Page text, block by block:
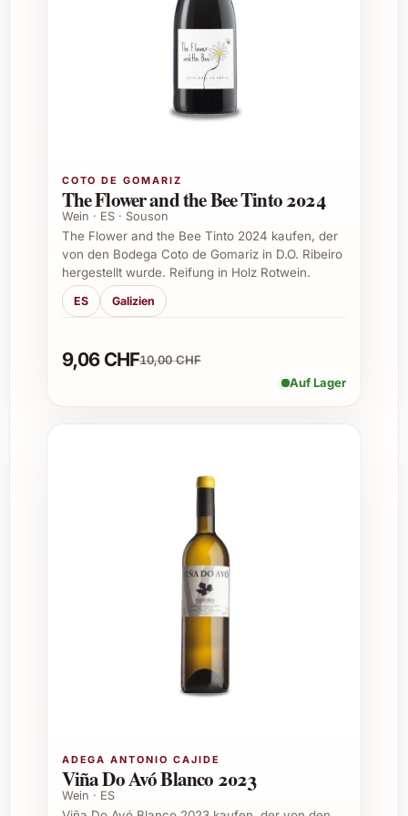
Die 2022er Ausgabe besticht durch ihren
vollmundigen Körper, sanfte Tannine und eine
angenehme Frische, die jeden Schluck
bereichern. Perfekt gereift und mit optimalem
Ausbau ist Cuentaviñas El Tiznado vielseitig
Geburtstage und Jubiläen – als edles,
persönliches Geschenk
Weihnachtsfeiern und Festtage – für
besondere Genussmomente
Geschäftliche Anlässe und Firmenevents
– als stilvoller Dank
Freude und Gastfreundschaft
Dieser Wein eignet sich hervorragend zu
verschiedenen Speisen, etwa grasig-
intensiven Fleischgerichten, würzigem Käse
oder mediterraner Küche. Auch solo serviert
lädt er zum langen Genuss und zum
Entdecken verschiedenster Nuancen ein. Ob
im privaten Rahmen oder im
Gastronomiebetrieb – Cuentaviñas El Tiznado
Ideal zu gegrilltem Rindfleisch, Lamm
oder Tapas
COTO DE GOMARIZ
The Flower and the Bee Tinto 2024
Wein · ES · Souson
The Flower and the Bee Tinto 2024 kaufen, der
von den Bodega Coto de Gomariz in D.O. Ribeiro
hergestellt wurde. Reifung in Holz Rotwein.
ES Galizien
9,06 CHF10,00 CHF
Auf Lager
ADEGA ANTONIO CAJIDE
Viña Do Avó Blanco 2023
Wein · ES